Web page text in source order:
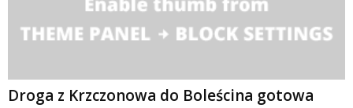
Droga z Krzczonowa do Boleścina gotowa